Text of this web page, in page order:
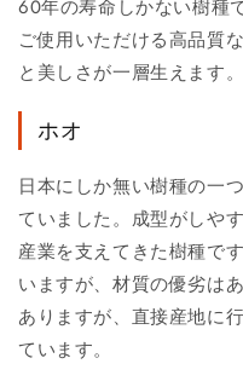
60年の寿命しかない樹種
ご使用いただける高品質
と美しさが一層生えます
ホオ
日本にしか無い樹種の一
ていました。成型がしや
産業を支えてきた樹種で
いますが、材質の優劣は
ありますが、直接産地に
ています。